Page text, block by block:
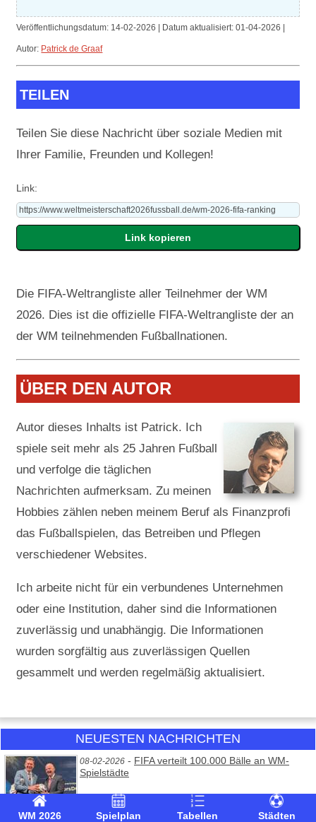
Veröffentlichungsdatum: 14-02-2026 | Datum aktualisiert:01-04-2026 |
Autor: Patrick de Graaf
TEILEN
Teilen Sie diese Nachricht über soziale Medien mit
Ihrer Familie, Freunden und Kollegen!
Link:
Die FIFA-Weltrangliste aller Teilnehmer der WM
2026. Dies ist die offizielle FIFA-Weltrangliste der an
der WM teilnehmenden Fußballnationen.
ÜBER DEN AUTOR
Autor dieses Inhalts ist Patrick. Ich
spiele seit mehr als 25 Jahren Fußball
und verfolge die täglichen
Nachrichten aufmerksam. Zu meinen
Hobbies zählen neben meinem Beruf als Finanzprofi
das Fußballspielen, das Betreiben und Pflegen
verschiedener Websites.
Ich arbeite nicht für ein verbundenes Unternehmen
oder eine Institution, daher sind die Informationen
zuverlässig und unabhängig. Die Informationen
wurden sorgfältig aus zuverlässigen Quellen
gesammelt und werden regelmäßig aktualisiert.
NEUESTEN NACHRICHTEN
08-02-2026 - FIFA verteilt 100.000 Bälle an WM-
Spielstädte
WM 2026 Spielplan Tabellen Städten